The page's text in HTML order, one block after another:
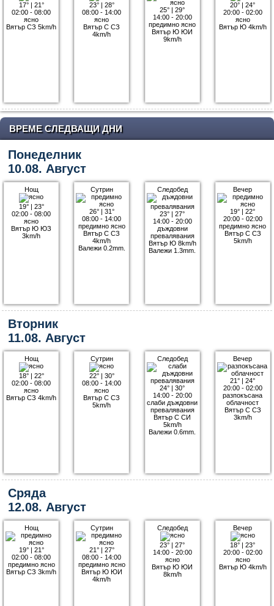
17°| 21°
02:00 - 08:00
ясно
Вятър СЗ 5km/h
23°| 28°
08:00 - 14:00
ясно
Вятър С СЗ
4km/h
25° |29°
14:00 - 20:00
предимно ясно
Вятър Ю ЮИ
9km/h
20° |24°
20:00 - 02:00
ясно
Вятър Ю 4km/h
ВРЕМЕ СЛЕДВАЩИ ДНИ
Понеделник
10.08. Август
Нощ
19°| 23°
02:00 - 08:00
ясно
Вятър Ю ЮЗ
3km/h
Сутрин
26°| 31°
08:00 - 14:00
предимно ясно
Вятър С СЗ
4km/h
Валежи 0.2mm.
Следобед
23° |27°
14:00 - 20:00
дъждовни
превалявания
Вятър Ю 8km/h
Валежи 1.3mm.
Вечер
19° |22°
20:00 - 02:00
предимно ясно
Вятър С СЗ
5km/h
Вторник
11.08. Август
Нощ
18°| 22°
02:00 - 08:00
ясно
Вятър СЗ 4km/h
Сутрин
22°| 30°
08:00 - 14:00
ясно
Вятър С СЗ
5km/h
Следобед
24° |30°
14:00 - 20:00
слаби дъждовни
превалявания
Вятър С СИ
5km/h
Валежи 0.6mm.
Вечер
21° |24°
20:00 - 02:00
разпокъсана
облачност
Вятър С СЗ
3km/h
Сряда
12.08. Август
Нощ
19°| 21°
02:00 - 08:00
предимно ясно
Вятър СЗ 3km/h
Сутрин
21°| 27°
08:00 - 14:00
предимно ясно
Вятър Ю ЮИ
4km/h
Следобед
23° |27°
14:00 - 20:00
ясно
Вятър Ю ЮИ
8km/h
Вечер
18° |23°
20:00 - 02:00
ясно
Вятър Ю 4km/h